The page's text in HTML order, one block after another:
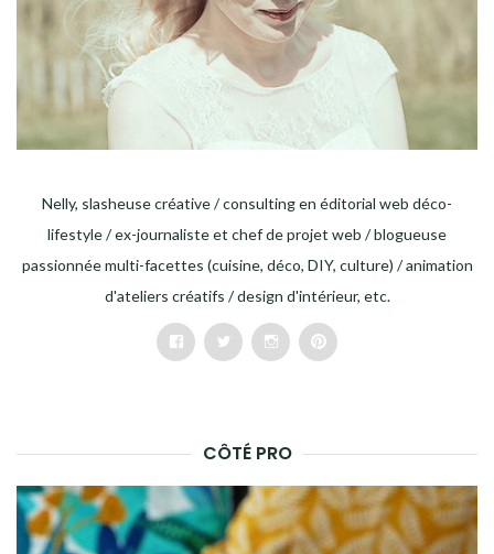
Nelly, slasheuse créative / consulting en éditorial web déco-
lifestyle / ex-journaliste et chef de projet web / blogueuse
passionnée multi-facettes (cuisine, déco, DIY, culture) / animation
d'ateliers créatifs / design d'intérieur, etc.
FacebookTwitterInstagramPinterest
CÔTÉ PRO